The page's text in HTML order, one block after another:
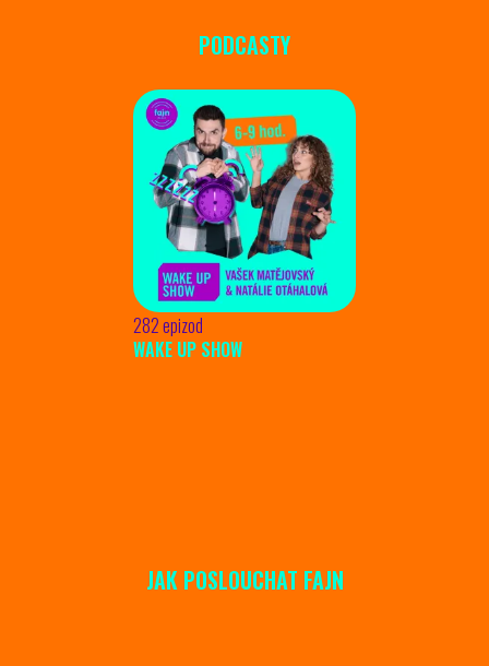
PODCASTY
282 epizod
WAKE UP SHOW
JAK POSLOUCHAT FAJN